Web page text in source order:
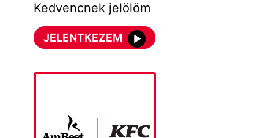
Kedvencnek jelölöm
JELENTKEZEM